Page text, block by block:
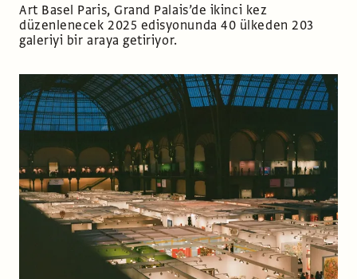
Art Basel Paris, Grand Palais’de ikinci kez
düzenlenecek 2025 edisyonunda 40 ülkeden 203
galeriyi bir araya getiriyor.